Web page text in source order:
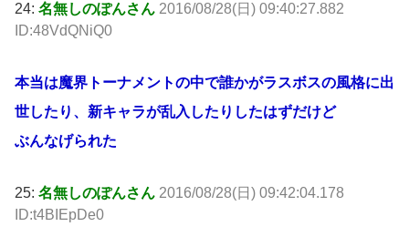
24: 名無しのぽんさん 2016/08/28(日) 09:40:27.882
ID:48VdQNiQ0
本当は魔界トーナメントの中で誰かがラスボスの風格に出
世したり、新キャラが乱入したりしたはずだけど
ぶんなげられた
25: 名無しのぽんさん 2016/08/28(日) 09:42:04.178
ID:t4BIEpDe0